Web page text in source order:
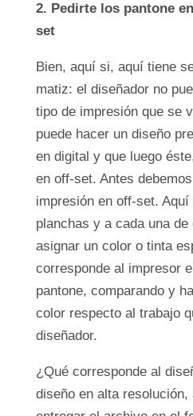
2. Pedirte los pantone
set
Bien, aquí si, aquí tiene
matiz: el diseñador no
tipo de impresión que se
puede hacer un diseño
en digital y que luego
en off-set. Antes
impresión en off-set.
planchas y a cada una
asignar un color o tinta
corresponde al impresor
pantone, comparando y
color respecto al trabajo
diseñador.
¿Qué corresponde al
diseño en alta